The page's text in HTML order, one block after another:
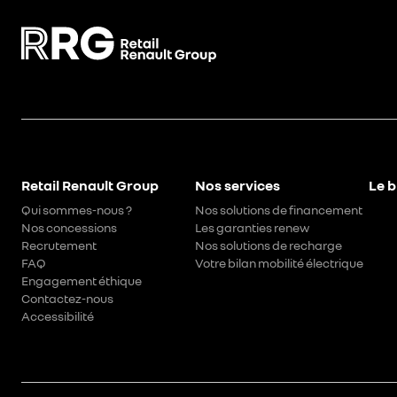
Retail Renault Group
Qui sommes-nous ?
Nos concessions
Recrutement
FAQ
Engagement éthique
Contactez-nous
Accessibilité
Nos services
Nos solutions de financement
Les garanties renew
Nos solutions de recharge
Votre bilan mobilité électrique
Le